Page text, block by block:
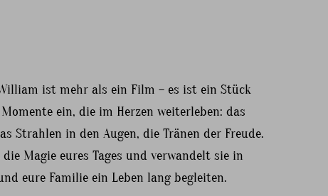
ist mehr als ein Film – es ist ein Stück
ein, die im Herzen weiterleben: das
Strahlen in den Augen, die Tränen der Freude.
Magie eures Tages und verwandelt sie in
eure Familie ein Leben lang begleiten.